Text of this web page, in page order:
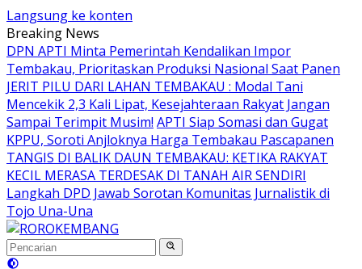
Langsung ke konten
Breaking News
DPN APTI Minta Pemerintah Kendalikan Impor
Tembakau, Prioritaskan Produksi Nasional Saat Panen
JERIT PILU DARI LAHAN TEMBAKAU ​: Modal Tani
Mencekik 2,3 Kali Lipat, Kesejahteraan Rakyat Jangan
Sampai Terimpit Musim! APTI Siap Somasi dan Gugat
KPPU, Soroti Anjloknya Harga Tembakau Pascapanen
TANGIS DI BALIK DAUN TEMBAKAU: KETIKA RAKYAT
KECIL MERASA TERDESAK DI TANAH AIR SENDIRI
Langkah DPD Jawab Sorotan Komunitas Jurnalistik di
Tojo Una-Una